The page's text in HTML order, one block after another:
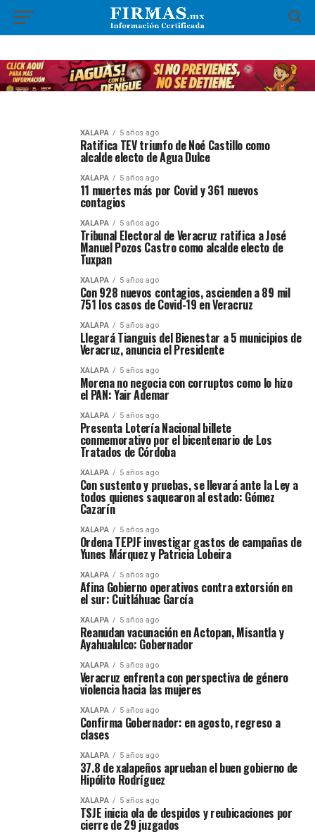
XALAPA 5 años ago
Ratifica TEV triunfo de Noé Castillo como
alcalde electo de Agua Dulce
XALAPA 5 años ago
11 muertes más por Covid y 361 nuevos
contagios
XALAPA 5 años ago
Tribunal Electoral de Veracruz ratifica a José
Manuel Pozos Castro como alcalde electo de
Tuxpan
XALAPA 5 años ago
Con 928 nuevos contagios, ascienden a 89 mil
751 los casos de Covid-19 en Veracruz
XALAPA 5 años ago
Llegará Tianguis del Bienestar a 5 municipios de
Veracruz, anuncia el Presidente
XALAPA 5 años ago
Morena no negocia con corruptos como lo hizo
el PAN: Yair Ademar
XALAPA 5 años ago
Presenta Lotería Nacional billete
conmemorativo por el bicentenario de Los
Tratados de Córdoba
XALAPA 5 años ago
Con sustento y pruebas, se llevará ante la Ley a
todos quienes saquearon al estado: Gómez
Cazarín
XALAPA 5 años ago
Ordena TEPJF investigar gastos de campañas de
Yunes Márquez y Patricia Lobeira
XALAPA 5 años ago
Afina Gobierno operativos contra extorsión en
el sur: Cuitláhuac García
XALAPA 5 años ago
Reanudan vacunación en Actopan, Misantla y
Ayahualulco: Gobernador
XALAPA 5 años ago
Veracruz enfrenta con perspectiva de género
violencia hacia las mujeres
XALAPA 5 años ago
Confirma Gobernador: en agosto, regreso a
clases
XALAPA 5 años ago
37.8 de xalapeños aprueban el buen gobierno de
Hipólito Rodríguez
XALAPA 5 años ago
TSJE inicia ola de despidos y reubicaciones por
cierre de 29 juzgados